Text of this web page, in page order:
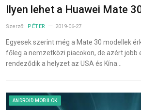
Ilyen lehet a Huawei Mate
Szerző: PÉTER 2019-06-27
Egyesek szerint még a Mate 30 modellek
főleg a nemzetközi piacokon, de azért jobb
rendeződik a helyzet az USA és Kína…
ANDROID MOBILOK